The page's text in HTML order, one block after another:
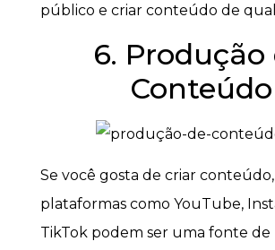
público e criar conteúdo de
6. Produção
Conteúdo
Se você gosta de criar conteúdo,
plataformas como YouTube,
TikTok podem ser uma fonte de